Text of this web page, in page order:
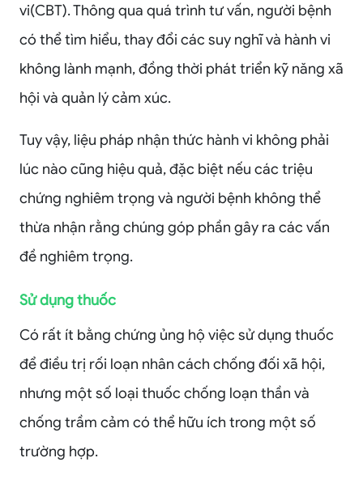
vi(CBT). Thông qua quá trình tư vấn, người bệnh
có thể tìm hiểu, thay đổi các suy nghĩ và hành vi
không lành mạnh, đồng thời phát triển kỹ năng xã
hội và quản lý cảm xúc.
Tuy vậy, liệu pháp nhận thức hành vi không phải
lúc nào cũng hiệu quả, đặc biệt nếu các triệu
chứng nghiêm trọng và người bệnh không thể
thừa nhận rằng chúng góp phần gây ra các vấn
đề nghiêm trọng.
Sử dụng thuốc
Có rất ít bằng chứng ủng hộ việc sử dụng thuốc
để điều trị rối loạn nhân cách chống đối xã hội,
nhưng một số loại thuốc chống loạn thần và
chống trầm cảm có thể hữu ích trong một số
trường hợp.